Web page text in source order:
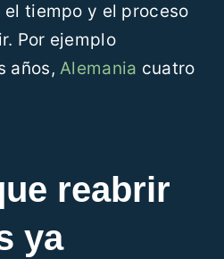
tiempo y el proceso
Por ejemplo
años,Alemania cuatro
reabrir
ya